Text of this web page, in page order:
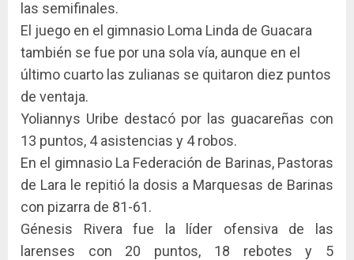
las semifinales.
El juego en el gimnasio Loma Linda de Guacara
también se fue por una sola vía, aunque en el
último cuarto las zulianas se quitaron diez puntos
de ventaja.
Yoliannys Uribe destacó por las guacareñas con
13 puntos, 4 asistencias y 4 robos.
En el gimnasio La Federación de Barinas, Pastoras
de Lara le repitió la dosis a Marquesas de Barinas
con pizarra de 81-61.
Génesis Rivera fue la líder ofensiva de las
larenses con 20 puntos, 18 rebotes y 5